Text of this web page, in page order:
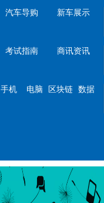
汽车导购 新车展示
考试指南 商讯资讯
手机 电脑 区块链 数据